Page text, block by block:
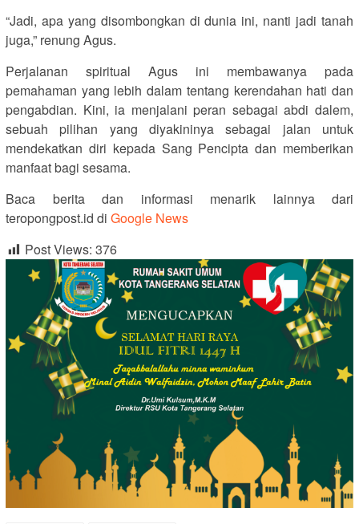
“Jadi, apa yang disombongkan di dunia ini, nanti jadi tanah
juga,” renung Agus.
Perjalanan spiritual Agus ini membawanya pada
pemahaman yang lebih dalam tentang kerendahan hati dan
pengabdian. Kini, ia menjalani peran sebagai abdi dalem,
sebuah pilihan yang diyakininya sebagai jalan untuk
mendekatkan diri kepada Sang Pencipta dan memberikan
manfaat bagi sesama.
Baca berita dan informasi menarik lainnya dari
teropongpost.id di Google News
Post Views: 376